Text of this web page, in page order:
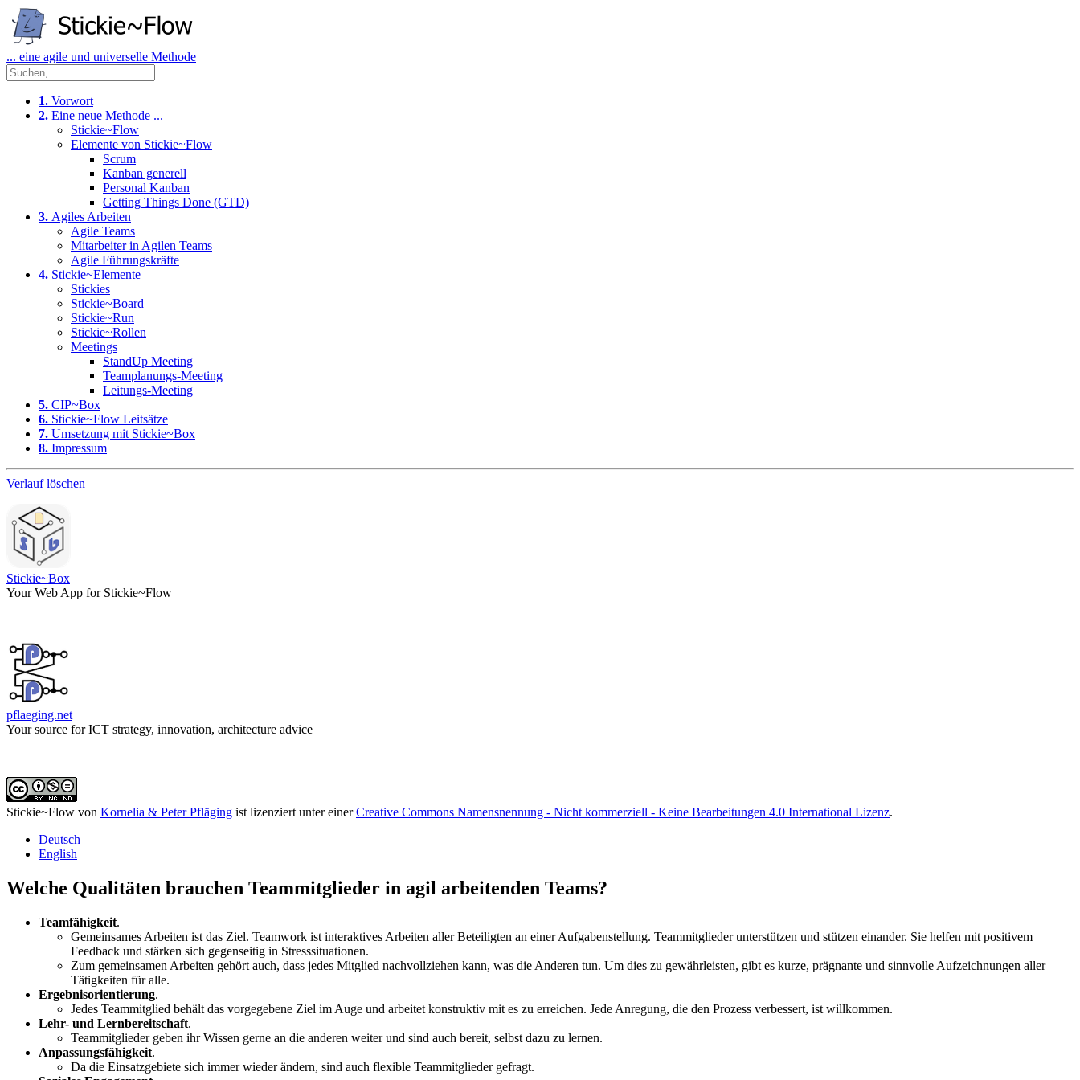
... eine agile und universelle Methode
1. Vorwort
2. Eine neue Methode ...
Stickie~Flow
Elemente von Stickie~Flow
Scrum
Kanban generell
Personal Kanban
Getting Things Done (GTD)
3. Agiles Arbeiten
Agile Teams
Mitarbeiter in Agilen Teams
Agile Führungskräfte
4. Stickie~Elemente
Stickies
Stickie~Board
Stickie~Run
Stickie~Rollen
Meetings
StandUp Meeting
Teamplanungs-Meeting
Leitungs-Meeting
5. CIP~Box
6. Stickie~Flow Leitsätze
7. Umsetzung mit Stickie~Box
8. Impressum
Verlauf löschen
Stickie~Box
Your Web App for Stickie~Flow
pflaeging.net
Your source for ICT strategy, innovation, architecture advice
Stickie~Flow von Kornelia & Peter Pfläging ist lizenziert unter einerCreative Commons Namensnennung - Nicht kommerziell - Keine Bearbeitungen 4.0 International Lizenz.
Deutsch
English
Welche Qualitäten brauchen Teammitglieder in agil arbeitenden Teams?
Teamfähigkeit.
Gemeinsames Arbeiten ist das Ziel. Teamwork ist interaktives Arbeiten aller Beteiligten an einer Aufgabenstellung. Teammitglieder unterstützen und stützen einander. Sie helfen mit positivem
Feedback und stärken sich gegenseitig in Stresssituationen.
Zum gemeinsamen Arbeiten gehört auch, dass jedes Mitglied nachvollziehen kann, was die Anderen tun. Um dies zu gewährleisten, gibt es kurze, prägnante und sinnvolle Aufzeichnungen aller
Tätigkeiten für alle.
Ergebnisorientierung.
Jedes Teammitglied behält das vorgegebene Ziel im Auge und arbeitet konstruktiv mit es zu erreichen. Jede Anregung, die den Prozess verbessert, ist willkommen.
Lehr- und Lernbereitschaft.
Teammitglieder geben ihr Wissen gerne an die anderen weiter und sind auch bereit, selbst dazu zu lernen.
Anpassungsfähigkeit.
Da die Einsatzgebiete sich immer wieder ändern, sind auch flexible Teammitglieder gefragt.